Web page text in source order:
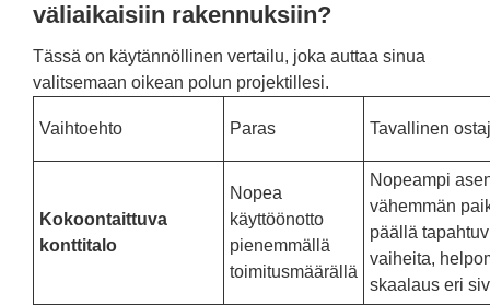
väliaikaisiin rakennuksiin?
Tässä on käytännöllinen vertailu, joka auttaa sinua
valitsemaan oikean polun projektillesi.
Vaihtoehto Paras Tavallinen
Kokoontaittuva
konttitalo
Nopea
käyttöönotto
pienemmällä
toimitusmäärällä
Nopeampi
vähemmän
päällä
vaiheita,
skaalaus eri